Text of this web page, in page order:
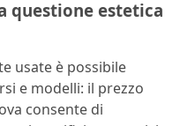
questione estetica
usate è possibile
e modelli: il prezzo
consente di